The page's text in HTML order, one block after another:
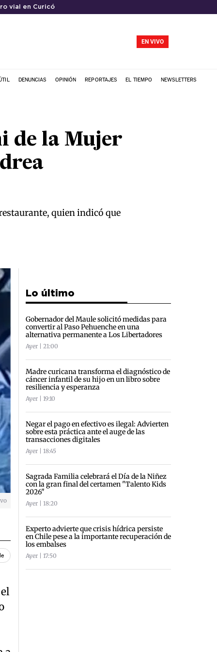
vial en Curicó
EN VIVO
DENUNCIAS OPINIÓN REPORTAJES EL TIEMPO NEWSLETTERS
de la Mujer
quien indicó que
Lo último
Gobernador del Maule solicitó medidas para
convertir al Paso Pehuenche en una
alternativa permanente a Los Libertadores
Ayer | 21:00
Madre curicana transforma el diagnóstico de
cáncer infantil de su hijo en un libro sobre
resiliencia y esperanza
Ayer | 19:10
Negar el pago en efectivo es ilegal: Advierten
sobre esta práctica ante el auge de las
transacciones digitales
Ayer | 18:45
Sagrada Familia celebrará el Día de la Niñez
con la gran final del certamen "Talento Kids
2026"
Ayer | 18:20
Experto advierte que crisis hídrica persiste
en Chile pese a la importante recuperación de
los embalses
Ayer | 17:50